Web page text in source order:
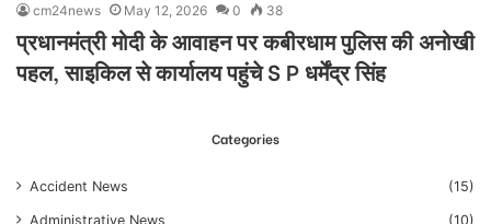
cm24news May 12, 2026 0 38
प्रधानमंत्री मोदी के आवाहन पर कबीरधाम पुलिस की अनोखी
पहल, साइकिल से कार्यालय पहुंचे S P धर्मेंद्र सिंह
Categories
Accident News (15)
Administrative News (10)